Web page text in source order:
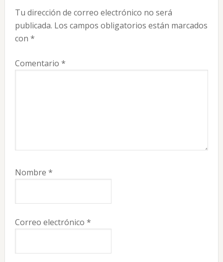
los
lectores
Tu dirección de correo electrónico no será
publicada. Los campos obligatorios están marcados
con *
Comentario *
Nombre *
Correo electrónico *